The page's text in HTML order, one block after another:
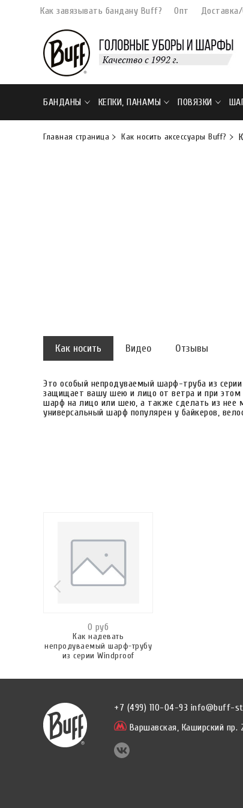
Как завязывать бандану Buff? Опт
БАНДАНЫ КЕПКИ, ПАНАМЫ ПОВЯЗКИ
Главная страница Как носить аксессуары Buff?
Как носить Видео Отзывы
Это особый непродуваемый шарф-труба из
защищает вашу шею и лицо от ветра и при этом
шарф на лицо или шею, а также сделать из нее
универсальный шарф популярен у байкеров,
0 руб
Как надевать
непродуваемый шарф-трубу
из серии Windproof
+7 (499) 110-04-93 info@buff-
Варшавская, Каширский пр.